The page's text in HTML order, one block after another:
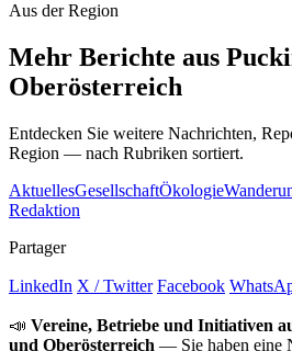
Aus der Region
Mehr Berichte aus
Oberösterreich
Entdecken Sie weitere Nachrichten,
Region — nach Rubriken sortiert.
AktuellesGesellschaftÖkologie
Redaktion
Partager
LinkedIn X / Twitter Facebook
📣 Vereine, Betriebe und Initiativen
und Oberösterreich — Sie haben eine